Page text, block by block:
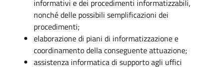
informativi e dei procedimenti informatizzabili,
nonché delle possibili semplificazioni dei
procedimenti;
elaborazione di piani di informatizzazione e
coordinamento della conseguente attuazione;
assistenza informatica di supporto agli uffici